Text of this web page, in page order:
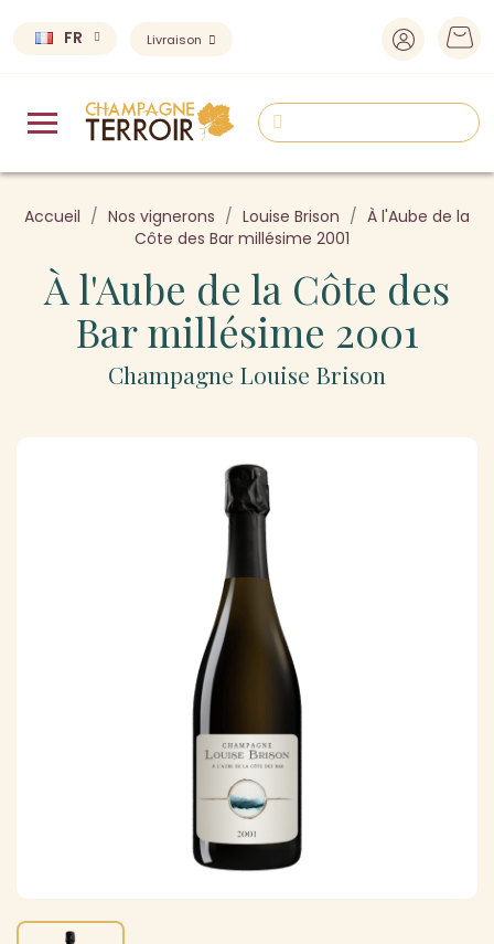
FR Livraison
Accueil Nos vignerons Louise Brison
À l'Aube de la
Côte des Bar millésime 2001
À l'Aube de la Côte des
Bar millésime 2001
Champagne Louise Brison